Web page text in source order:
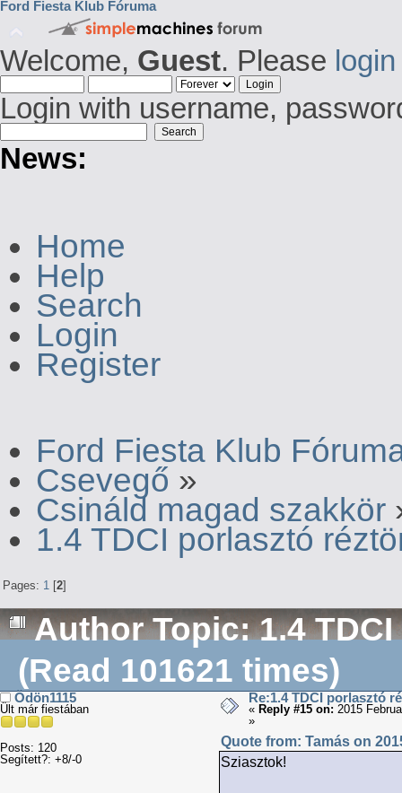
Ford Fiesta Klub Fóruma
Welcome, Guest. Please login
Login with username,
News:
Home
Help
Search
Login
Register
Ford Fiesta Klub
Csevegő »
Csináld magad szakkör
1.4 TDCI porlasztó
Pages: 1[2]
AuthorTopic: 1.4
(Read 101621 times)
Ödön1115
Ült már fiestában
Posts: 120
Segített?: +8/-0
Re:1.4 TDCI porlasztó
« Reply #15 on: 2015
»
Quote from: Tamás on
Sziasztok!